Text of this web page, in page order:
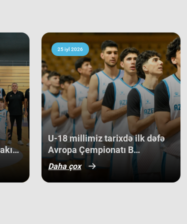
Makedoniya yığması isə ilk onluqda qərarlaşaraq çempionatı
boyu göstərdiyi əzmkar oyun sayəsində ümumi
bacarıb. Basketbolçularımız turnir cədvəlində
Danimarka, Estoniya, Slovakiya, Ermənistan, Albaniya və
bilib. ​Belə bir gərgin rəqabət mühitində qazanılan 11-ci yer
böyük beynəlxalq təcrübə, həm də gələcək turnirlərdə daha
bir bünövrə deməkdir.
25 iyl 2026
U-18 millimiz tarixdə ilk dəfə
Avropa Çempionatı B
divizionunun qrup mərhələsində
qələbə qazanıb.
Daha çox